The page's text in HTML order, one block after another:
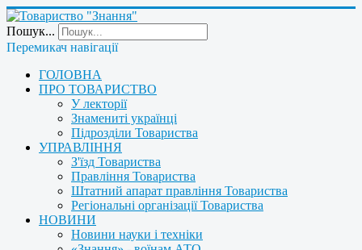
Пошук...
Перемикач навігації
ГОЛОВНА
ПРО ТОВАРИСТВО
У лекторії
Знамениті українці
Підрозділи Товариства
УПРАВЛІННЯ
З'їзд Товариства
Правління Товариства
Штатний апарат правління Товариства
Регіональні організації Товариства
НОВИНИ
Новини науки і техніки